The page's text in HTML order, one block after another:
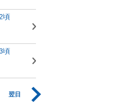
頃
頃
翌日